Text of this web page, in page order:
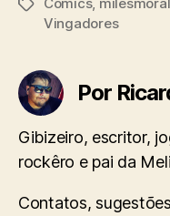
Tags
Vingadores
Por
Gibizeiro, escritor,
rockêro e pai da
Contatos,